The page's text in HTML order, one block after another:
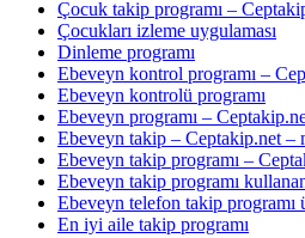
Çocuk takip programı –
Çocukları izleme uygulaması
Dinleme programı
Ebeveyn kontrol programı –
Ebeveyn kontrolü programı
Ebeveyn programı –
Ebeveyn takip – Ceptakip.net –
Ebeveyn takip programı –
Ebeveyn takip programı
Ebeveyn telefon takip programı
En iyi aile takip programı